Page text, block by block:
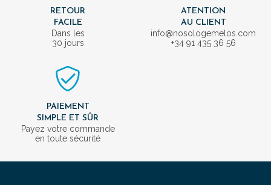
RETOUR
FACILE
Dans les
30 jours
ATENTION
AU CLIENT
info@nosologemelos.com
+34 91 435 36 56
PAIEMENT
SIMPLE ET SÛR
Payez votre commande
en toute sécurité